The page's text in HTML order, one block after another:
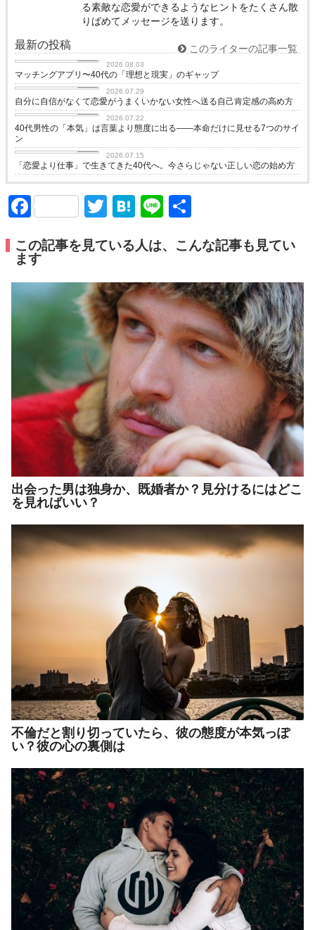
る素敵な恋愛ができるようなヒントをたくさん散
りばめてメッセージを送ります。
最新の投稿 このライターの記事一覧
2026.08.03
マッチングアプリ〜40代の「理想と現実」のギャップ
love
2026.07.29
自分に自信がなくて恋愛がうまくいかない女性へ送る自己肯定感の高め方
love
2026.07.22
40代男性の「本気」は言葉より態度に出る——本命だけに見せる7つのサイ
ン
love
2026.07.15
「恋愛より仕事」で生きてきた40代へ。今さらじゃない正しい恋の始め方
FacebookTwitter
Hatena
Line
この記事を見ている人は、こんな記事も見てい
ます
出会った男は独身か、既婚者か？見分けるにはどこ
を見ればいい？
不倫だと割り切っていたら、彼の態度が本気っぽ
い？彼の心の裏側は